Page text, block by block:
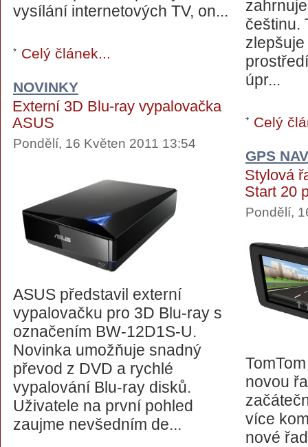
vysílání internetových TV, on...
Celý článek...
NOVINKY
Externí 3D Blu-ray vypalovačka
ASUS
Pondělí, 16 Květen 2011 13:54
ASUS představil externí
vypalovačku pro 3D Blu-ray s
označením BW-12D1S-U.
Novinka umožňuje snadný
převod z DVD a rychlé
vypalování Blu-ray disků.
Uživatele na první pohled
zaujme nevšedním de...
češtinu.
úpr...
Celý
GPS
Stylová
Start 20
Pondělí,
novou
více
nové